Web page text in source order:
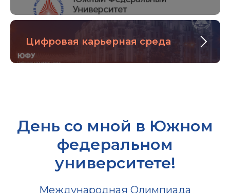
Цифровая карьерная среда
День со мной в Южном
федеральном
университете!
Международная Олимпиада